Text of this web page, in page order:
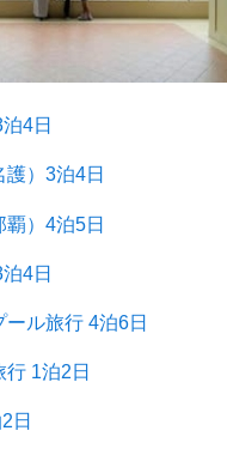
4日
）3泊4日
覇）4泊5日
4日
ール旅行 4泊6日
行 1泊2日
日